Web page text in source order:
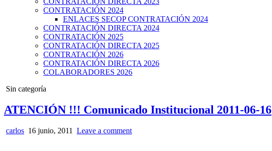
CONTRATACIÓN 2024
ENLACES SECOP CONTRATACIÓN 2024
CONTRATACIÓN DIRECTA 2024
CONTRATACIÓN 2025
CONTRATACIÓN DIRECTA 2025
CONTRATACIÓN 2026
CONTRATACIÓN DIRECTA 2026
COLABORADORES 2026
Posted
Sin categoría
ATENCIÓN !!! Comunicado Institucional 2011-06-16
carlos 16 junio, 2011 Leave a comment